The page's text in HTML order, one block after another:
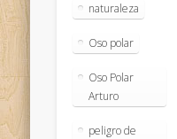
naturaleza
Oso polar
Oso Polar
Arturo
peligro de